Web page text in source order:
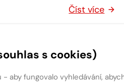
Číst více
s cookies)
aby fungovalo vyhledávání,